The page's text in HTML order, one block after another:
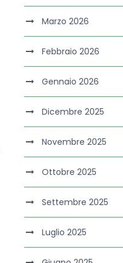
Marzo 2026
Febbraio 2026
Gennaio 2026
Dicembre 2025
Novembre 2025
Ottobre 2025
Settembre 2025
Luglio 2025